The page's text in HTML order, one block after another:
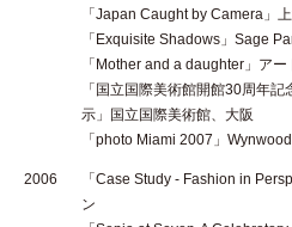
「Japan Caught by Camera」
「Exquisite Shadows」Sage
「Mother and a daughter」ア
「国立国際美術館開館30周年
示」国立国際美術館、大阪
「photo Miami 2007」
2006
「Case Study - Fashion in
ン